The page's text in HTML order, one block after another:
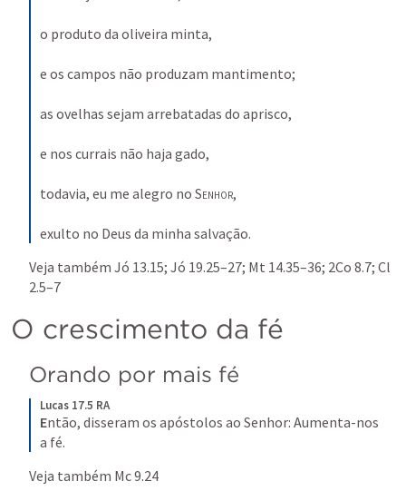
o produto da oliveira minta,
e os campos não produzam mantimento;
as ovelhas sejam arrebatadas do aprisco,
e nos currais não haja gado,
todavia, eu me alegro no Senhor,
exulto no Deus da minha salvação.
Veja também Jó 13.15; Jó 19.25–27; Mt 14.35–36; 2Co 8.7; Cl
2.5–7
O crescimento da fé
Orando por mais fé
Lucas 17.5 RA
Então, disseram os apóstolos ao Senhor: Aumenta-nos
a fé.
Veja também Mc 9.24